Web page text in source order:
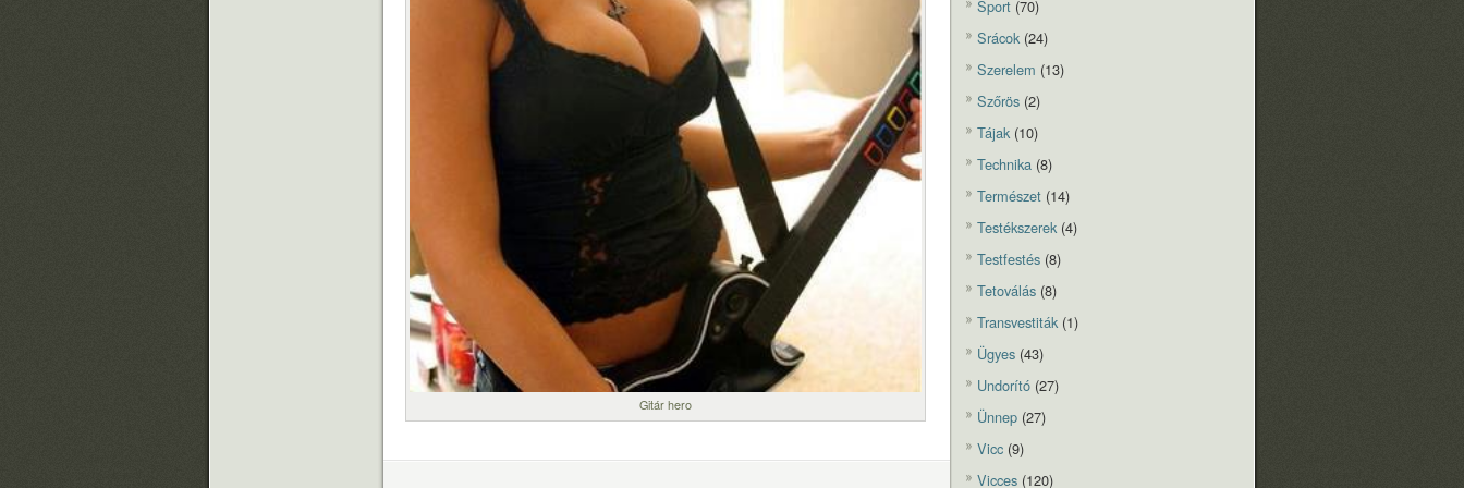
Gitár hero
Sport (70)
Srácok(24)
Szerelem (13)
Szőrös (2)
Tájak(10)
Technika (8)
Természet (14)
Testékszerek(4)
Testfestés (8)
Tetoválás (8)
Transvestiták(1)
Ügyes (43)
Undorító (27)
Ünnep (27)
Vicc (9)
Vicces (120)